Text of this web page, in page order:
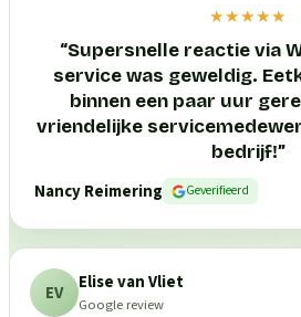
★★★★★
“Supersnelle reactie via
service was geweldig.
binnen een paar uur
vriendelijke
bedrijf!”
Nancy Reimering
Geverifieerd
EV Elise van Vliet
Google review